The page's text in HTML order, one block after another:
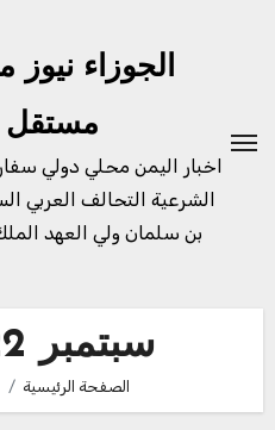
الجوزاء نيوز
مستقل
اخبار اليمن محلي دولي
الشرعية التحالف العربي
بن سلمان ولي العهد
سبتمبر 22, 2025
الصفحة الرئيسية